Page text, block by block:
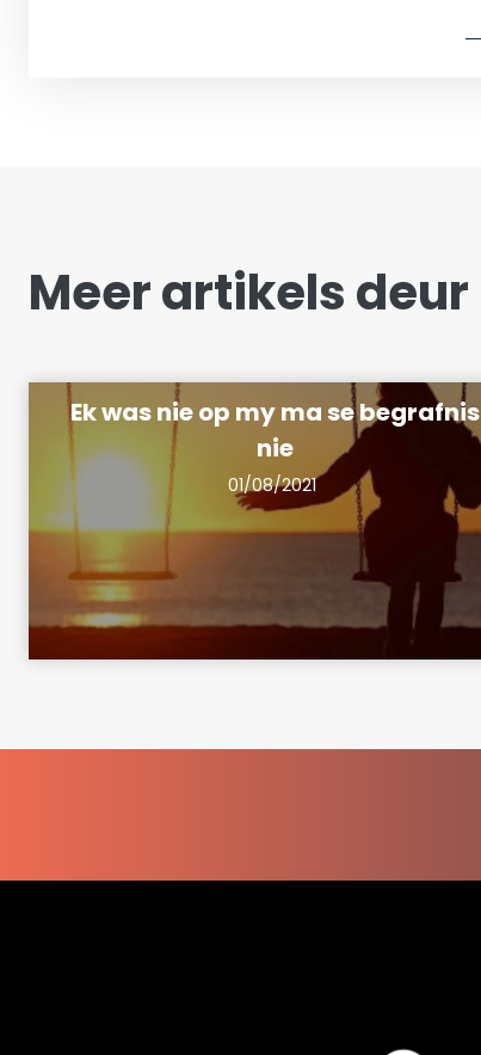
Meer artikels deur
Ek was nie op my ma se begrafnis
nie
01/08/2021